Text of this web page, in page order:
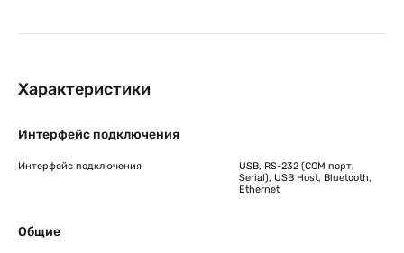
Характеристики
Интерфейс подключения
Интерфейс подключения
USB, RS-232 (COM порт,
Serial), USB Host, Bluetooth,
Ethernet
Общие